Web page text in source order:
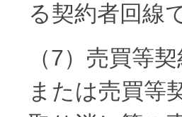
る契約者回線
（7）売買等
または売買等